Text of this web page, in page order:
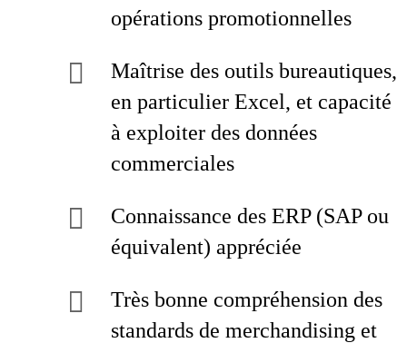
opérations promotionnelles
Maîtrise des outils bureautiques,
en particulier Excel, et capacité
à exploiter des données
commerciales
Connaissance des ERP (SAP ou
équivalent) appréciée
Très bonne compréhension des
standards de merchandising et